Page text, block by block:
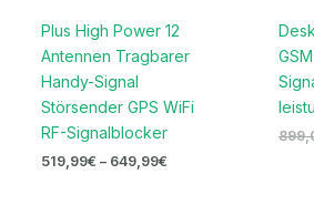
Plus High Power 12
Antennen Tragbarer
Handy-Signal
Störsender GPS WiFi
RF-Signalblocker
519,99€ – 649,99€